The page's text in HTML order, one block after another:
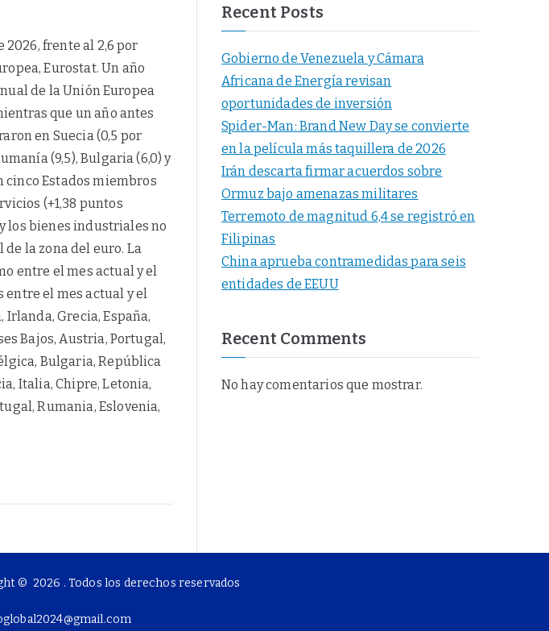
2026, frente al 2,6 por
Eurostat. Un año
de la Unión Europea
que un año antes
en Suecia (0,5 por
(9,5), Bulgaria (6,0) y
cinco Estados miembros
(+1,38 puntos
los bienes industriales no
la zona del euro. La
entre el mes actual y el
el mes actual y el
Grecia, España,
Bajos, Austria, Portugal,
Bulgaria, República
Italia, Chipre, Letonia,
Rumania, Eslovenia,
Recent Posts
Gobierno de Venezuela y Cámara
Africana de Energía revisan
oportunidades de inversión
Spider-Man: Brand New Day se convierte
en la película más taquillera de 2026
Irán descarta firmar acuerdos sobre
Ormuz bajo amenazas militares
Terremoto de magnitud 6,4 se registró en
Filipinas
China aprueba contramedidas para seis
entidades de EEUU
Recent Comments
No hay comentarios que mostrar.
© 2026 . Todos los derechos reservados